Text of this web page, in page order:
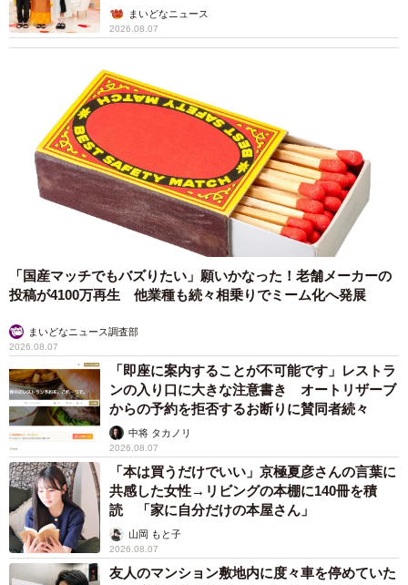
猫になっても、リモートワークならバレかも（提供写真）
――ネコランドさんもワクチン接種の際には、このお写真
を？
ネコランドさん「私も先日1回目を打ちましたので、次は2
回目の接種です。冗談が通じる取り引き先でしたら、写真
を使ってみようと思ってます（笑）」
ん】まいどなニュース
2026.08.07
「国産マッチでもバズりたい」願いかなった！老舗メーカーの
投稿が4100万再生 他業種も続々相乗りでミーム化へ発展
まいどなニュース調査部
2026.08.07
「即座に案内することが不可能です」レストラ
ンの入り口に大きな注意書き オートリザーブ
からの予約を拒否するお断りに賛同者続々
中将 タカノリ
2026.08.07
「本は買うだけでいい」京極夏彦さんの言葉に
共感した女性→リビングの本棚に140冊を積
読 「家に自分だけの本屋さん」
山岡 もと子
2026.08.07
友人のマンション敷地内に度々車を停めていた